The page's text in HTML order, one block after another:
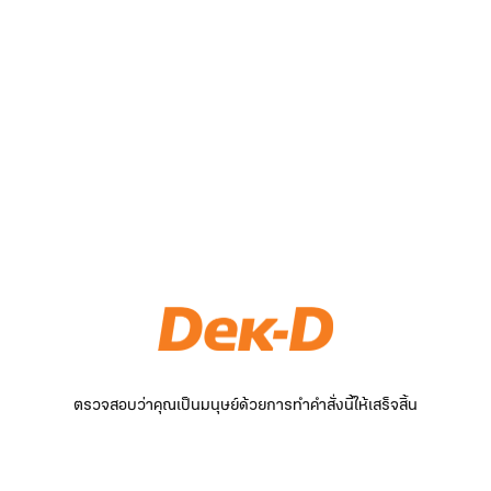
ตรวจสอบว่าคุณเป็นมนุษย์ด้วยการทำคำสั่งนี้ให้เสร็จสิ้น